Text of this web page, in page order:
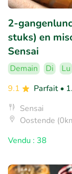
2-
stuks) en
Sensai
Demain Di Lu
9.1
Parfait •
Sensai
Oostende
Vendu : 38